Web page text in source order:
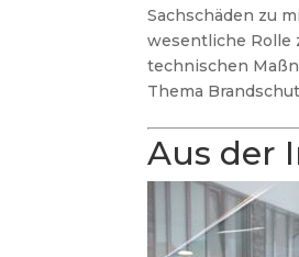
Sachschäden zu
wesentliche Rolle
technischen
Thema
Aus der